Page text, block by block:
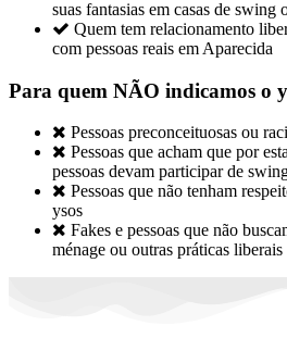
suas fantasias em casas de swing
 Quem tem relacionamento
com pessoas reais em Aparecida
Para quem NÃO indicamos o
 Pessoas preconceituosas ou
 Pessoas que acham que por
pessoas devam participar de
 Pessoas que não tenham
ysos
 Fakes e pessoas que não
ménage ou outras práticas liberais